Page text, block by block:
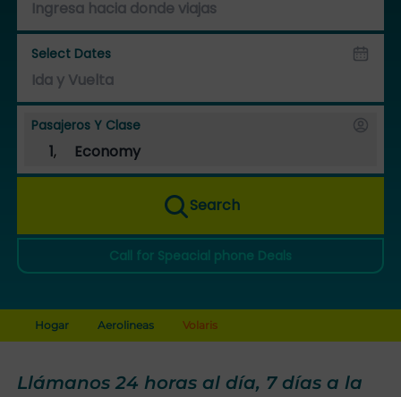
Select Dates
Pasajeros Y Clase
1, Economy
Search
Call for Speacial phone Deals
Hogar Aerolineas Volaris
Llámanos 24 horas al día, 7 días a la